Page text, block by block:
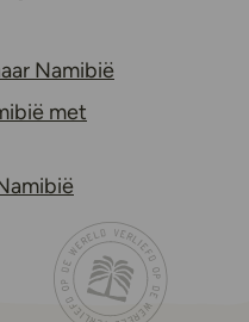
NamibiëDeze link
met
in een nieuw
Deze link opent